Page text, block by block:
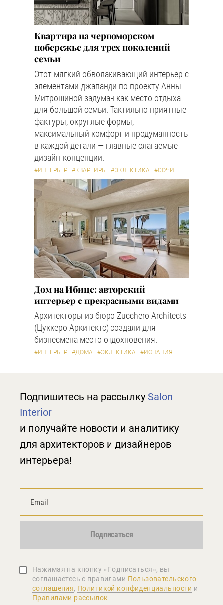
Квартира на черноморском
побережье для трех поколений
семьи
Этот мягкий обволакивающий интерьер с
элементами джапанди по проекту Анны
Митрошиной задуман как место отдыха
для большой семьи. Тактильно приятные
фактуры, округлые формы,
максимальный комфорт и продуманность
в каждой детали — главные слагаемые
дизайн-концепции.
#ИНТЕРЬЕР #КВАРТИРЫ #ЭКЛЕКТИКА #СОЧИ
Дом на Ибице: авторский
интерьер с прекрасными видами
Архитекторы из бюро Zucchero Architects
(Цуккеро Аркитектс) создали для
бизнесмена место отдохновения.
#ИНТЕРЬЕР #ДОМА #ЭКЛЕКТИКА #ИСПАНИЯ
Подпишитесь на рассылку Salon
Interior
и получайте новости и аналитику
для архитекторов и дизайнеров
интерьера!
Подписаться
Нажимая на кнопку «Подписаться», вы
соглашаетеcь с правилами Пользовательского
соглашения, Политикой конфиденциальности и
Правилами рассылок